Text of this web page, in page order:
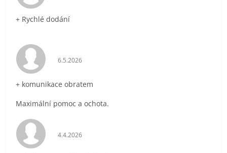
+ Rychlé dodání
Hodnocení obchodu je 5 z 5 hvězdiček.
6.5.2026
+ komunikace obratem
Maximální pomoc a ochota.
Hodnocení obchodu je 5 z 5 hvězdiček.
4.4.2026